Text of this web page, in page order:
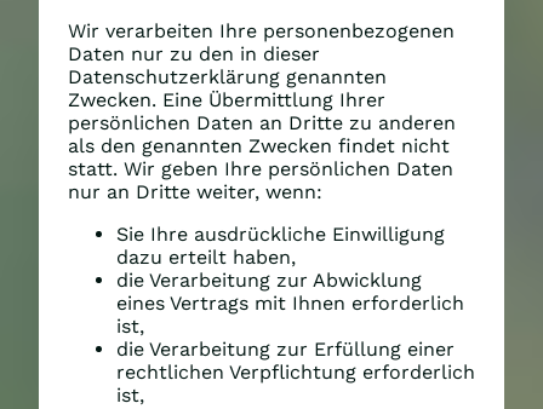
Wir verarbeiten Ihre personenbezogenen
Daten nur zu den in dieser
Datenschutzerklärung genannten
Zwecken. Eine Übermittlung Ihrer
persönlichen Daten an Dritte zu anderen
als den genannten Zwecken findet nicht
statt. Wir geben Ihre persönlichen Daten
nur an Dritte weiter, wenn:
Sie Ihre ausdrückliche Einwilligung
dazu erteilt haben,
die Verarbeitung zur Abwicklung
eines Vertrags mit Ihnen erforderlich
ist,
die Verarbeitung zur Erfüllung einer
rechtlichen Verpflichtung erforderlich
ist,